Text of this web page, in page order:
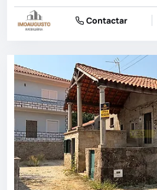
Contactar